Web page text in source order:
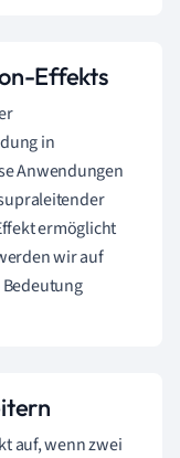
Effekts
in
Anwendungen
ermöglicht
wir auf
auf, wenn zwei